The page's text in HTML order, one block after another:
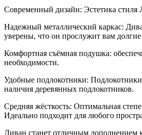
Современный дизайн: Эстетика
Надежный металлический каркас:
уверены, что он прослужит вам
Комфортная съёмная подушка:
необходимости.
Удобные подлокотники:
наличия деревянных подлокотников.
Средняя жёсткость: Оптимальная
Идеально подходит для любого
Диван станет отличным дополнением